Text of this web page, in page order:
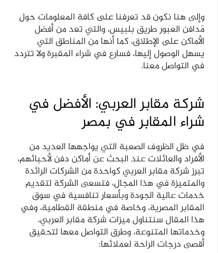
وإلى هنا نكون قد تعرفنا على كافة المعلومات حول
مَدافن العبور طريق بلبيس، والتي تعد من أفضل
الأماكن على الإطلاق، كما أنها من المناطق التي
يسهل الوصول إليها، فسارع في شراء المقبرة ولا تتردد
في التواصل معنا.
شركة مقابر العربي: الأفضل في
شراء المقابر في بمصر
في ظل الظروف الصعبة التي يواجهها العديد من
الأفراد والعائلات عند البحث عن أماكن دفن لأحبائهم،
تبرز شركة مقابر العربي كواحدة من الشركات الرائدة
والمتميزة في هذا المجال، فتسعى الشركة لتقديم
خدمات عالية الجودة وبأسعار تنافسية في سوق
المقابر المصرية، وخاصة في منطقة القطامية، وفي
هذا المقال سنتناول ميزات شركة مقابر العربي،
وخدماتها المتنوعة، وطرق التواصل معها لتحقيق
أقصى درجات الراحة لعملائها: